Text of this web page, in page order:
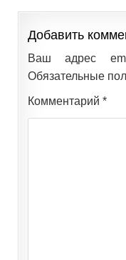
Добавить
Ваш адрес
Обязательные
Комментарий *